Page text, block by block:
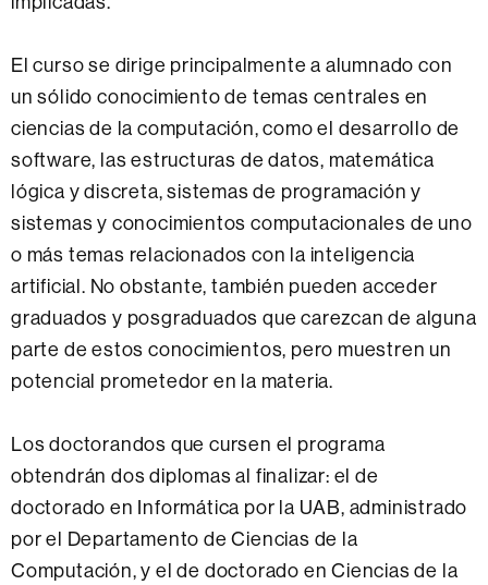
El curso se dirige principalmente a alumnado con
un sólido conocimiento de temas centrales en
ciencias de la computación, como el desarrollo de
software, las estructuras de datos, matemática
lógica y discreta, sistemas de programación y
sistemas y conocimientos computacionales de uno
o más temas relacionados con la inteligencia
artificial. No obstante, también pueden acceder
graduados y posgraduados que carezcan de alguna
parte de estos conocimientos, pero muestren un
potencial prometedor en la materia.
Los doctorandos que cursen el programa
obtendrán dos diplomas al finalizar: el de
doctorado en Informática por la UAB, administrado
por el Departamento de Ciencias de la
Computación, y el de doctorado en Ciencias de la